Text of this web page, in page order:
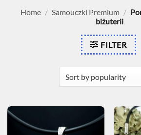
Home / Samouczki Premium /
biżuterii
FILTER